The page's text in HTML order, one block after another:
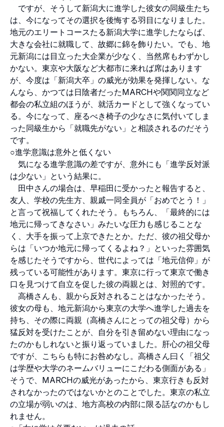
ですが、そうして新潟大に進学した彼女の同級生たち
は、今になってその選択を後悔する羽目になりました。
地元のエリートコースたる新潟大学に進学したならば、
大きな会社に就職して、故郷に錦を飾りたい。でも、地
元新潟には目立った大企業が少なく、当然席もわずかし
かない。東京や大阪など大都市に来れば席はあります
が、今度は「新潟大卒」の威光が効果を発揮しない。な
んなら、かつては日陰者だったMARCHや関関同立など
都会の私立組のほうが、就活カードとして強くなってい
る。今になって、座るべき椅子の少なさに気付いてしま
った同級生から「就職先がない」と相談されるのだそう
です。
○進学意識は意外と低くない
気になる進学意識の差ですが、意外にも「進学反対派
は少ない」という結果に。
田中さんの場合は、早稲田に受かったと報告すると、
友人、学校の先生方、親戚一同全員が「おめでとう！」
と言って祝福してくれたそう。もちろん、「最終的には
地元に帰ってきなさい」みたいな圧力も感じることな
く、大手を振って上京できたとか。ただ、彼の祖父母か
らは「いつか地元に帰ってくるよね？」といった雰囲気
を感じたそうですから、世代によっては「地元信仰」が
残っている可能性があります。東京に行って東京で働き
口を見つけて自立を促した彼の両親とは、対照的です。
高橋さんも、親から反対されることはなかったそう。
彼女の母も、地元新潟から東京の大学へ進学した過去を
持ち、その際に両親（高橋さんにとっての祖父母）から
猛反対を受けたことが、自分を引き留めない理由になっ
たのかもしれないと振り返っていました。肝心の祖父母
ですが、こちらも特にお咎めなし。高橋さん曰く「祖父
は学歴や大学のネームバリューにこだわる側面がある」
そうで、MARCHの威光があったから、東京行きも反対
されなかったのではないかとのことでした。東京の私立
の立場が弱いのは、地方高校の内部に限る話なのかもし
れません。